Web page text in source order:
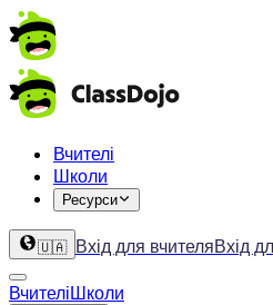
Вчителі
Школи
Ресурси
🇺🇦 Вхід для вчителяВхід
ВчителіШколи